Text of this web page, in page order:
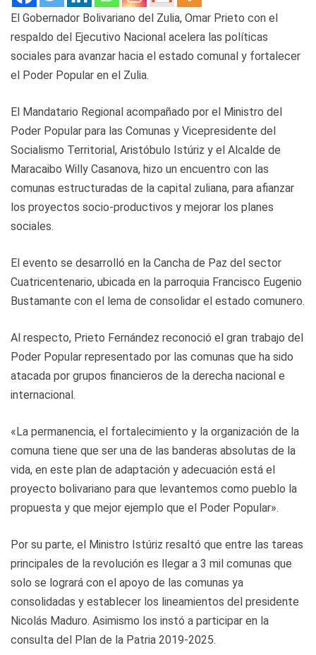
El Gobernador Bolivariano del Zulia, Omar Prieto con el
respaldo del Ejecutivo Nacional acelera las políticas
sociales para avanzar hacia el estado comunal y fortalecer
el Poder Popular en el Zulia.
El Mandatario Regional acompañado por el Ministro del
Poder Popular para las Comunas y Vicepresidente del
Socialismo Territorial, Aristóbulo Istúriz y el Alcalde de
Maracaibo Willy Casanova, hizo un encuentro con las
comunas estructuradas de la capital zuliana, para afianzar
los proyectos socio-productivos y mejorar los planes
sociales.
El evento se desarrolló en la Cancha de Paz del sector
Cuatricentenario, ubicada en la parroquia Francisco Eugenio
Bustamante con el lema de consolidar el estado comunero.
Al respecto, Prieto Fernández reconoció el gran trabajo del
Poder Popular representado por las comunas que ha sido
atacada por grupos financieros de la derecha nacional e
internacional.
«La permanencia, el fortalecimiento y la organización de la
comuna tiene que ser una de las banderas absolutas de la
vida, en este plan de adaptación y adecuación está el
proyecto bolivariano para que levantemos como pueblo la
propuesta y que mejor ejemplo que el Poder Popular».
Por su parte, el Ministro Istúriz resaltó que entre las tareas
principales de la revolución es llegar a 3 mil comunas que
solo se logrará con el apoyo de las comunas ya
consolidadas y establecer los lineamientos del presidente
Nicolás Maduro. Asimismo los instó a participar en la
consulta del Plan de la Patria 2019-2025.